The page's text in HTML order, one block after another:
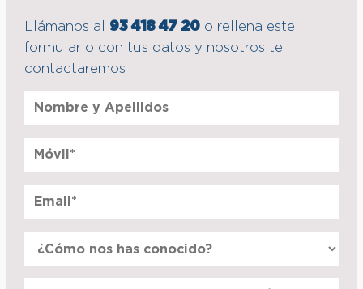
Llámanos al 93 418 47 20o rellena este
formulario con tus datos y nosotros te
contactaremos